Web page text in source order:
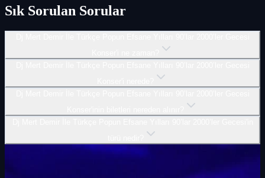
Sık Sorulan Sorular